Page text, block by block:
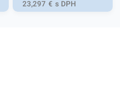
domáce použitie.
23,297 € s DPH